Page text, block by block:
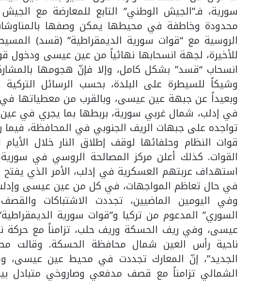
سورية، فـ”الجيش الوطني” التابع للمعارضة مع
محدودة وخاطفة في محيطها يمكن وصفها
الروسية مع “قوات سورية الديمقراطية” (قسد)
للأخيرة، لجهة انسحابها نهائياً من عين عيسى ودخول
انسحاب “قسد” بشكل كامل، وإلا فإنّ هجومها
وشيكاً للسيطرة على البلدة، بحسب الرسائل
وبعيداً عن جبهة عين عيسى، وبالقرب من معطياتها في
في إدلب، شمال غربي سورية، بربطها بما يجري في
تواجده على جبهات الريف الجنوبي في المحافظة،
قوات النظام وحلفائها لوقف إطلاق النار خلال
القوات. كذلك أعلن مركز المصالحة الروسي في
استهداف عربتهم العسكرية في إدلب، الأمر الذي يفتح
في حال تعاظم المواجهات، في كل من عين عيسى
وفي اليومين الماضيين، تجددت الاشتباكات
السوري” المدعوم من تركيا و”قوات سورية
عيسى، وفي ريف الحسكة وريف حلب، تزامناً مع
ناحية رأس العين شمال محافظة الحسكة. وقالت
الجديد”، إنّ المعارك تجددت في محيط عين عيسى،
الشمالي تزامناً مع قصف مدفعي وصاروخي متبادل